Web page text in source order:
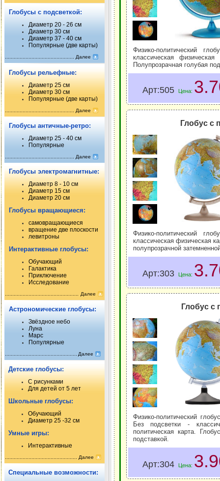
Глобусы с подсветкой:
Диаметр 20 - 26 см
Диаметр 30 см
Диаметр 37 - 40 см
Популярные (две карты)
Далее
Глобусы рельефные:
Диаметр 25 см
Диаметр 30 см
Популярные (две карты)
Далее
Глобусы античные-ретро:
Диаметр 25 - 40 см
Популярные
Далее
Глобусы электромагнитные:
Диаметр 8 - 10 см
Диаметр 15 см
Диаметр 20 см
Глобусы вращающиеся:
самовращающиеся
вращение две плоскости
левитроны
Интерактивные глобусы:
Обучающий
Галактика
Приключение
Исследование
Далее
Астрономические глобусы:
Звёздное небо
Луна
Марс
Популярные
Далее
Детские глобусы:
С рисунками
Для детей от 5 лет
Школьные глобусы:
Обучающий
Диаметр 25 -32 см
Умные игры:
Интерактивные
Далее
Специальные возможности:
Физико-политический
классическая
Полупрозрачная голубая
Арт:505 Цена:
Глобус с
Физико-политический
классическая физическая
полупрозрачной
Арт:303 Цена:
Глобус с
Физико-политический
Без подсветки - классическая физическая карта. При включении подсветки -
политическая карта.
подставкой.
Арт:304 Цена: